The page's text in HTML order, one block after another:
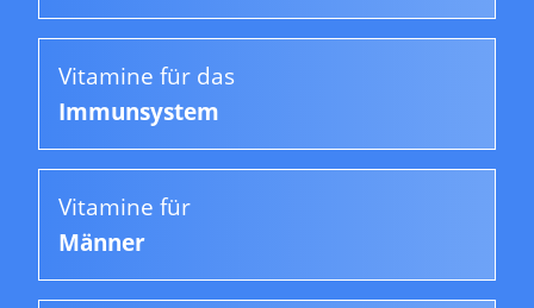
Vitamine für das
Immunsystem
Vitamine für
Männer